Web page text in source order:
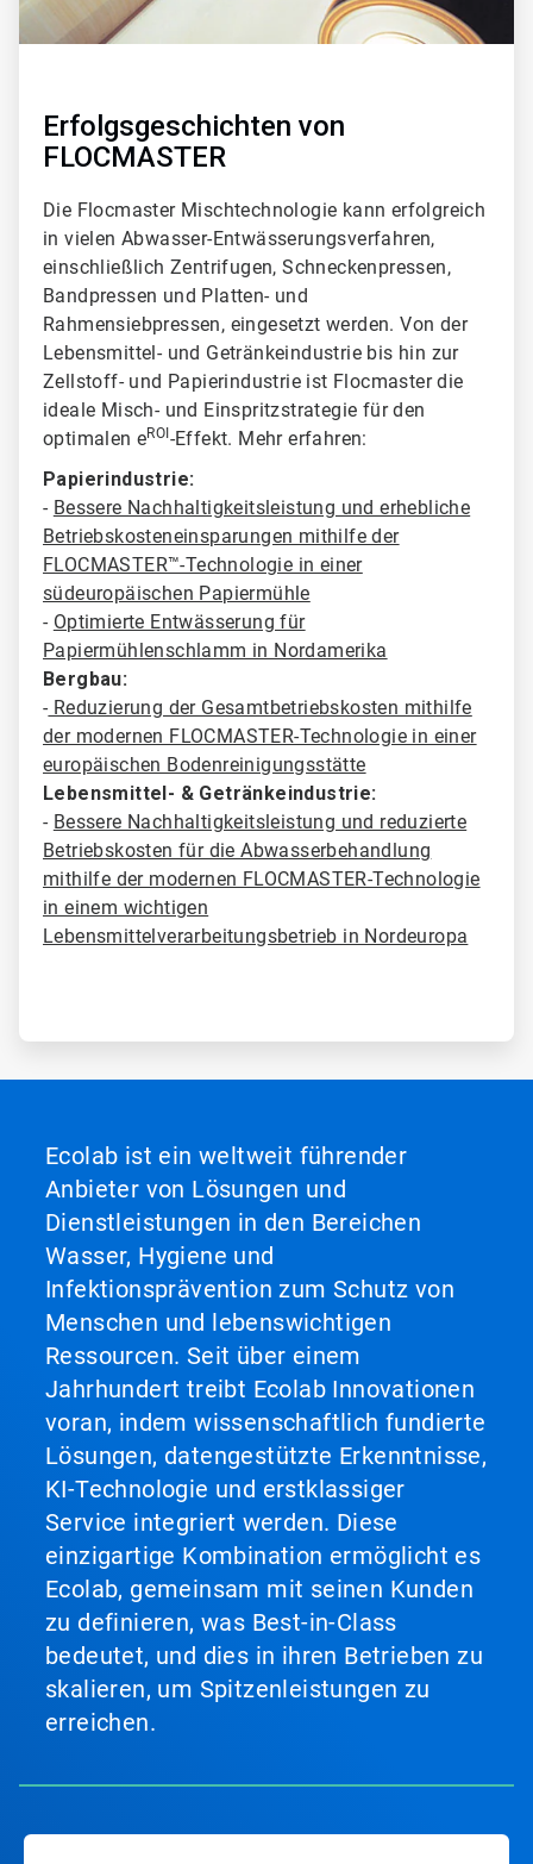
Erfolgsgeschichten von
FLOCMASTER
Die Flocmaster Mischtechnologie kann erfolgreich
in vielen Abwasser-Entwässerungsverfahren,
einschließlich Zentrifugen, Schneckenpressen,
Bandpressen und Platten- und
Rahmensiebpressen, eingesetzt werden. Von der
Lebensmittel- und Getränkeindustrie bis hin zur
Zellstoff- und Papierindustrie ist Flocmaster die
ideale Misch- und Einspritzstrategie für den
optimalen eROI -Effekt. Mehr erfahren:
Papierindustrie:
- Bessere Nachhaltigkeitsleistung und erhebliche
Betriebskosteneinsparungen mithilfe der
FLOCMASTER™-Technologie in einer
südeuropäischen Papiermühle
- Optimierte Entwässerung für
Papiermühlenschlamm in Nordamerika
Bergbau:
- Reduzierung der Gesamtbetriebskosten mithilfe
der modernen FLOCMASTER-Technologie in einer
europäischen Bodenreinigungsstätte
Lebensmittel- & Getränkeindustrie:
- Bessere Nachhaltigkeitsleistung und reduzierte
Betriebskosten für die Abwasserbehandlung
mithilfe der modernen FLOCMASTER-Technologie
in einem wichtigen
Lebensmittelverarbeitungsbetrieb in Nordeuropa
Ecolab ist ein weltweit führender
Anbieter von Lösungen und
Dienstleistungen in den Bereichen
Wasser, Hygiene und
Infektionsprävention zum Schutz von
Menschen und lebenswichtigen
Ressourcen. Seit über einem
Jahrhundert treibt Ecolab Innovationen
voran, indem wissenschaftlich fundierte
Lösungen, datengestützte Erkenntnisse,
KI-Technologie und erstklassiger
Service integriert werden. Diese
einzigartige Kombination ermöglicht es
Ecolab, gemeinsam mit seinen Kunden
zu definieren, was Best-in-Class
bedeutet, und dies in ihren Betrieben zu
skalieren, um Spitzenleistungen zu
erreichen.